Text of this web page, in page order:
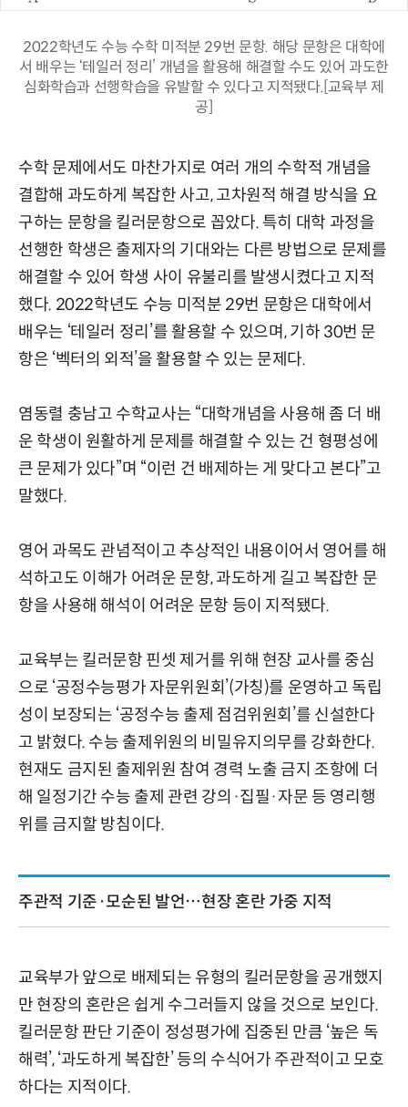
2022학년도 수능 수학 미적분 29번 문항. 해당 문항은 대학에
서 배우는 ‘테일러 정리’ 개념을 활용해 해결할 수도 있어 과도한
심화학습과 선행학습을 유발할 수 있다고 지적됐다.[교육부 제
공]
수학 문제에서도 마찬가지로 여러 개의 수학적 개념을
결합해 과도하게 복잡한 사고, 고차원적 해결 방식을 요
구하는 문항을 킬러문항으로 꼽았다. 특히 대학 과정을
선행한 학생은 출제자의 기대와는 다른 방법으로 문제를
해결할 수 있어 학생 사이 유불리를 발생시켰다고 지적
했다. 2022학년도 수능 미적분 29번 문항은 대학에서
배우는 ‘테일러 정리’를 활용할 수 있으며, 기하 30번 문
항은 ‘벡터의 외적’을 활용할 수 있는 문제다.
염동렬 충남고 수학교사는 “대학개념을 사용해 좀 더 배
운 학생이 원활하게 문제를 해결할 수 있는 건 형평성에
큰 문제가 있다”며 “이런 건 배제하는 게 맞다고 본다”고
말했다.
영어 과목도 관념적이고 추상적인 내용이어서 영어를 해
석하고도 이해가 어려운 문항, 과도하게 길고 복잡한 문
항을 사용해 해석이 어려운 문항 등이 지적됐다.
교육부는 킬러문항 핀셋 제거를 위해 현장 교사를 중심
으로 ‘공정수능평가 자문위원회’(가칭)를 운영하고 독립
성이 보장되는 ‘공정수능 출제 점검위원회’를 신설한다
고 밝혔다. 수능 출제위원의 비밀유지의무를 강화한다.
현재도 금지된 출제위원 참여 경력 노출 금지 조항에 더
해 일정기간 수능 출제 관련 강의·집필·자문 등 영리행
위를 금지할 방침이다.
주관적 기준·모순된 발언…현장 혼란 가중 지적
교육부가 앞으로 배제되는 유형의 킬러문항을 공개했지
만 현장의 혼란은 쉽게 수그러들지 않을 것으로 보인다.
킬러문항 판단 기준이 정성평가에 집중된 만큼 ‘높은 독
해력’, ‘과도하게 복잡한’ 등의 수식어가 주관적이고 모호
하다는 지적이다.